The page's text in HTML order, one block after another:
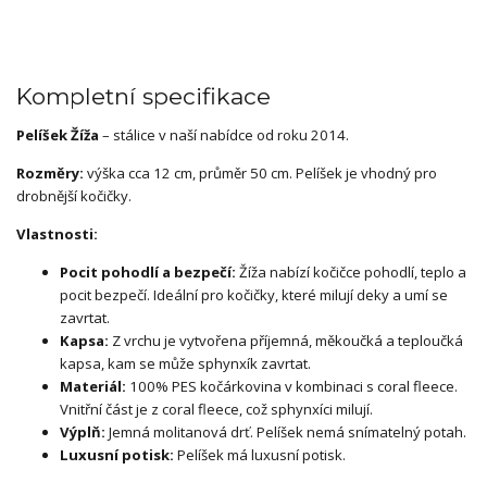
Kompletní specifikace
Pelíšek Žíža – stálice v naší nabídce od roku 2014.
Rozměry: výška cca 12 cm, průměr 50 cm. Pelíšek je vhodný pro
drobnější kočičky.
Vlastnosti:
Pocit pohodlí a bezpečí: Žíža nabízí kočičce pohodlí, teplo a
pocit bezpečí. Ideální pro kočičky, které milují deky a umí se
zavrtat.
Kapsa: Z vrchu je vytvořena příjemná, měkoučká a teploučká
kapsa, kam se může sphynxík zavrtat.
Materiál: 100% PES kočárkovina v kombinaci s coral fleece.
Vnitřní část je z coral fleece, což sphynxíci milují.
Výplň: Jemná molitanová drť. Pelíšek nemá snímatelný potah.
Luxusní potisk: Pelíšek má luxusní potisk.